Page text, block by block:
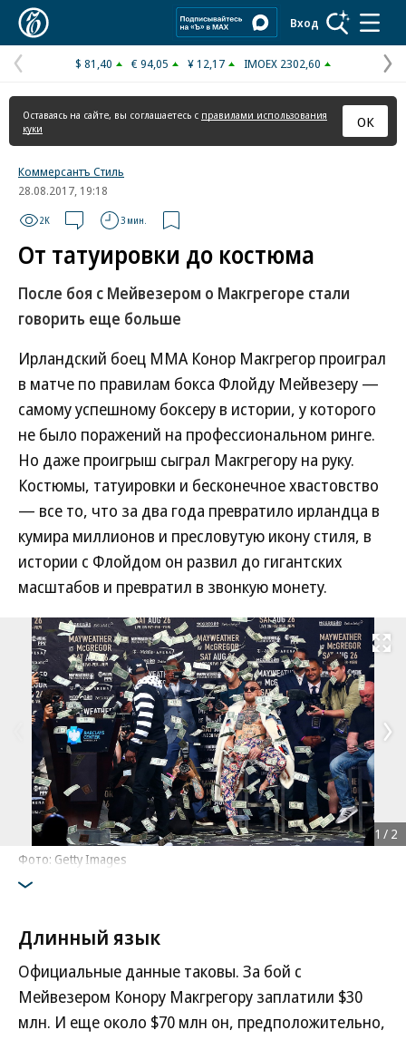
Вход
Предыдущая
страница
$ 81,40 € 94,05 ¥ 12,17 IMOEX 2302,60
Оставаясь на сайте, вы соглашаетесь с правилами использования
куки
ОК
Коммерсантъ Стиль
28.08.2017, 19:18
2K 3 мин.
От татуировки до костюма
После боя с Мейвезером о Макгрегоре стали
говорить еще больше
Ирландский боец ММА Конор Макгрегор проиграл
в матче по правилам бокса Флойду Мейвезеру —
самому успешному боксеру в истории, у которого
не было поражений на профессиональном ринге.
Но даже проигрыш сыграл Макгрегору на руку.
Костюмы, татуировки и бесконечное хвастовство
— все то, что за два года превратило ирландца в
кумира миллионов и пресловутую икону стиля, в
истории с Флойдом он развил до гигантских
масштабов и превратил в звонкую монету.
Развернуть
Фото: Getty Images
1 / 2
Длинный язык
Официальные данные таковы. За бой с
Мейвезером Конору Макгрегору заплатили $30
млн. И еще около $70 млн он, предположительно,